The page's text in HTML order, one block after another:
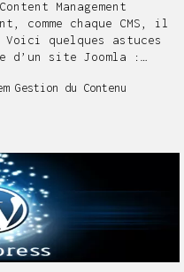
Management
comme chaque CMS, il
quelques astuces
site Joomla :…
Gestion du Contenu